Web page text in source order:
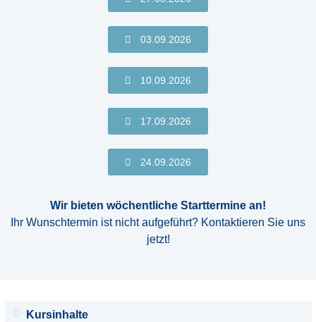
Kursinhalte
03.09.2026
10.09.2026
17.09.2026
24.09.2026
Wir bieten wöchentliche Starttermine an!
Ihr Wunschtermin ist nicht aufgeführt? Kontaktieren Sie uns
jetzt!